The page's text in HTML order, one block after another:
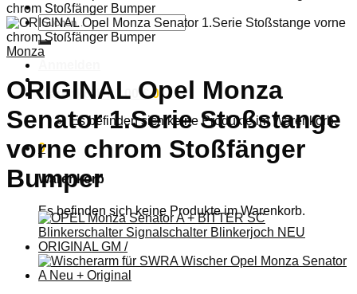
Suchen
nach:
Warenkorb /0,00€ 0
Es befinden sich keine Produkte im Warenkorb.
0
Warenkorb
Es befinden sich keine Produkte im Warenkorb.
Monza
ORIGINAL Opel Monza
Senator 1.Serie Stoßstange
vorne chrom Stoßfänger
Bumper